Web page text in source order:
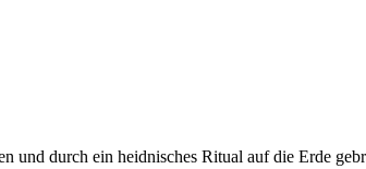
und durch ein heidnisches Ritual auf die Erde